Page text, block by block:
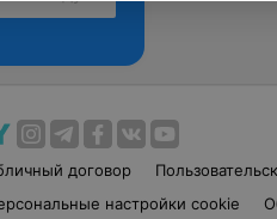
договор
настройки cookie